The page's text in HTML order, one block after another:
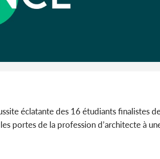
éclatante des 16 étudiants finalistes
portes de la profession d’architecte à